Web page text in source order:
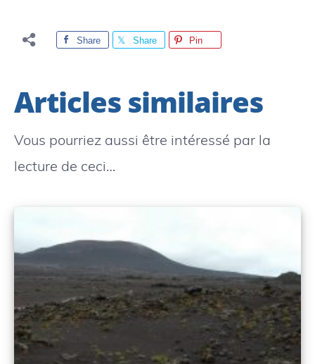
Share Share Pin
Articles similaires
Vous pourriez aussi être intéressé par la
lecture de ceci…